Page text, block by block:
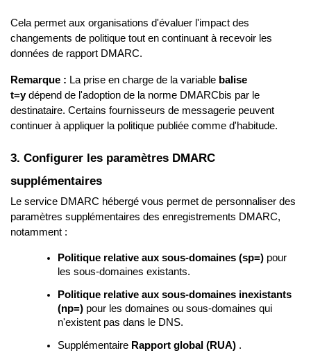
Cela permet aux organisations d'évaluer l'impact des
changements de politique tout en continuant à recevoir les
données de rapport DMARC.
Remarque : La prise en charge de la variable balise
t=ydépend de l'adoption de la norme DMARCbis par le
destinataire. Certains fournisseurs de messagerie peuvent
continuer à appliquer la politique publiée comme d'habitude.
3. Configurer les paramètres DMARC
supplémentaires
Le service DMARC hébergé vous permet de personnaliser des
paramètres supplémentaires des enregistrements DMARC,
notamment :
Politique relative aux sous-domaines (sp=) pour
les sous-domaines existants.
Politique relative aux sous-domaines inexistants
(np=) pour les domaines ou sous-domaines qui
n'existent pas dans le DNS.
Supplémentaire Rapport global (RUA) .